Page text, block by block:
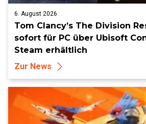
6. August 2026
Tom Clancy’s The Division
sofort für PC über Ubisoft
Steam erhältlich
Zur News